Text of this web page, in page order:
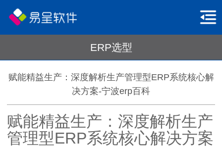
ERP选型
赋能精益生产：深度解析生产管理型ERP系统核心解
决方案-宁波erp百科
赋能精益生产：深度解析生产
管理型ERP系统核心解决方案